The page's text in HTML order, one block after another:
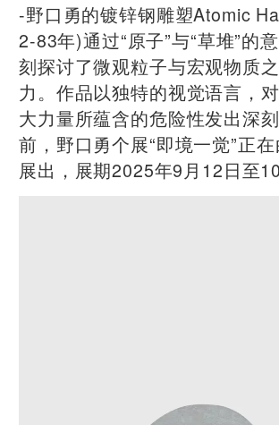
-野口勇的镀锌钢雕塑Atomic
2-83年)通过“原子”与“草堆”的
刻探讨了微观粒子与宏观物质
力。作品以独特的视觉语言，
大力量所蕴含的危险性发出深
前，野口勇个展“即境一觉”正
展出，展期2025年9月12日至10